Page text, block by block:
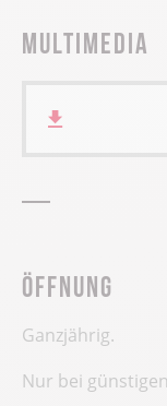
Multimedia
Öffnung
Ganzjährig.
Nur bei